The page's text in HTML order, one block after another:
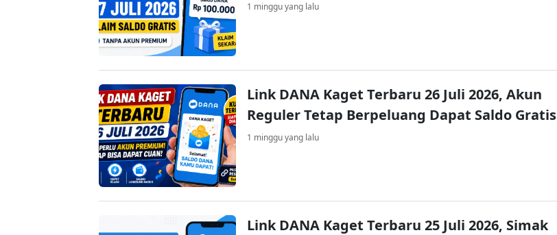
1 minggu yang lalu
Link DANA Kaget Terbaru 26 Juli 2026, Akun
Reguler Tetap Berpeluang Dapat Saldo Gratis
1 minggu yang lalu
Link DANA Kaget Terbaru 25 Juli 2026, Simak